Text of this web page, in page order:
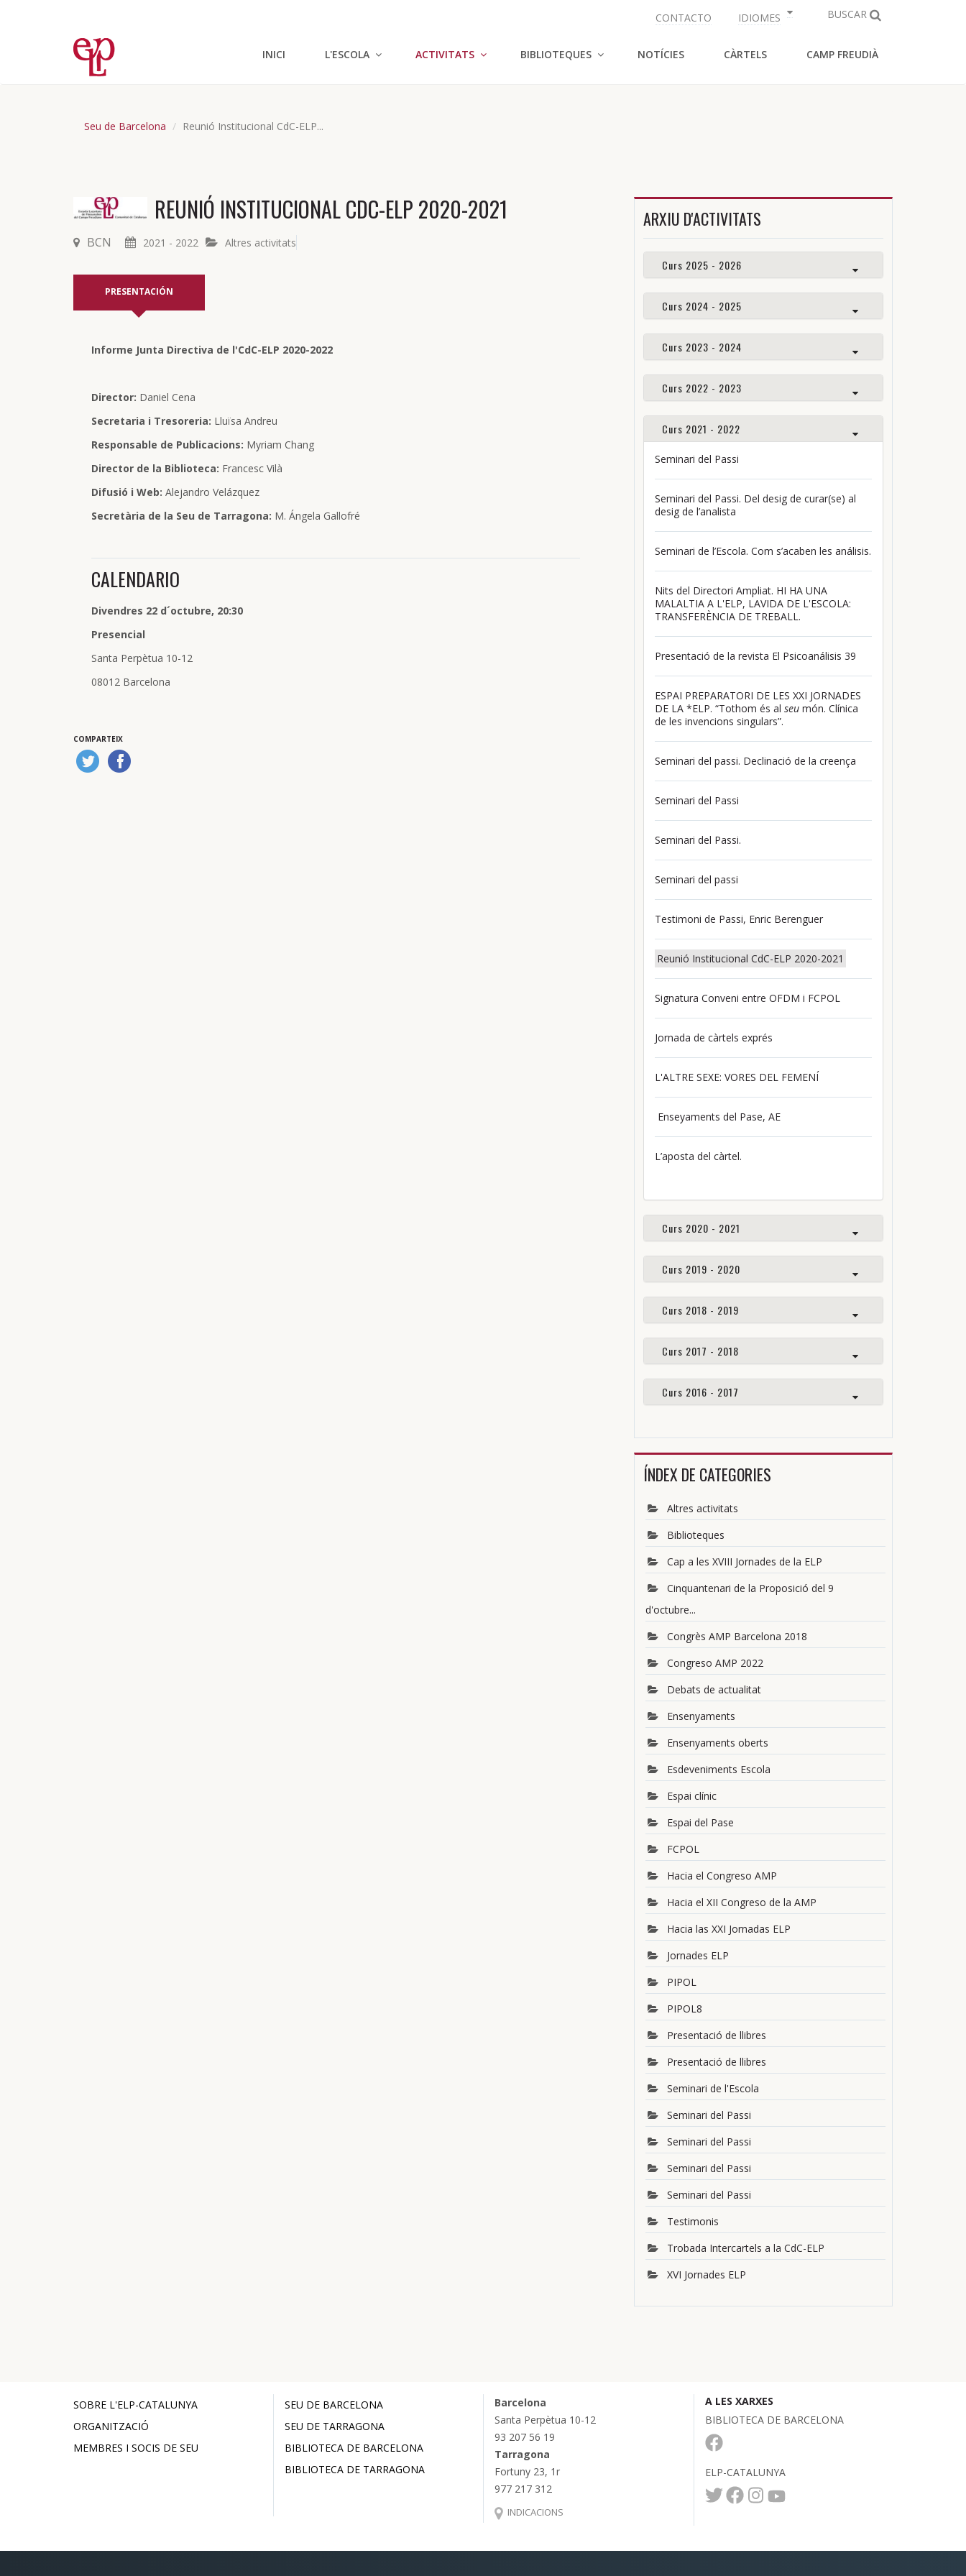
CONTACTO IDIOMES BUSCAR
INICI L'ESCOLA ACTIVITATS BIBLIOTEQUES NOTÍCIES CÀRTELS CAMP FREUDIÀ
Seu de Barcelona Reunió Institucional CdC-ELP...
REUNIÓ INSTITUCIONAL CDC-ELP 2020-2021
BCN 2021 - 2022 Altres activitats
PRESENTACIÓN
Informe Junta Directiva de l'CdC-ELP 2020-2022
Director: Daniel Cena
Secretaria i Tresoreria: Lluïsa Andreu
Responsable de Publicacions: Myriam Chang
Director de la Biblioteca: Francesc Vilà
Difusió i Web: Alejandro Velázquez
Secretària de la Seu de Tarragona: M. Ángela Gallofré
CALENDARIO
Divendres 22 d´octubre, 20:30
Presencial
Santa Perpètua 10-12
08012 Barcelona
COMPARTEIX
ARXIU D'ACTIVITATS
Curs 2025 - 2026
Curs 2024 - 2025
Curs 2023 - 2024
Curs 2022 - 2023
Curs 2021 - 2022
Seminari del Passi
Seminari del Passi. Del desig de curar(se) al
desig de l’analista
Seminari de l’Escola. Com s’acaben les análisis.
Nits del Directori Ampliat. HI HA UNA
MALALTIA A L'ELP, LAVIDA DE L'ESCOLA:
TRANSFERÈNCIA DE TREBALL.
Presentació de la revista El Psicoanálisis 39
ESPAI PREPARATORI DE LES XXI JORNADES
DE LA *ELP. “Tothom és al seu món. Clínica
de les invencions singulars”.
Seminari del passi. Declinació de la creença
Seminari del Passi
Seminari del Passi.
Seminari del passi
Testimoni de Passi, Enric Berenguer
Reunió Institucional CdC-ELP 2020-2021
Signatura Conveni entre OFDM i FCPOL
Jornada de càrtels exprés
L'ALTRE SEXE: VORES DEL FEMENÍ
Enseyaments del Pase, AE
L’aposta del càrtel.
Curs 2020 - 2021
Curs 2019 - 2020
Curs 2018 - 2019
Curs 2017 - 2018
Curs 2016 - 2017
ÍNDEX DE CATEGORIES
Altres activitats
Biblioteques
Cap a les XVIII Jornades de la ELP
Cinquantenari de la Proposició del 9
d'octubre...
Congrès AMP Barcelona 2018
Congreso AMP 2022
Debats de actualitat
Ensenyaments
Ensenyaments oberts
Esdeveniments Escola
Espai clínic
Espai del Pase
FCPOL
Hacia el Congreso AMP
Hacia el XII Congreso de la AMP
Hacia las XXI Jornadas ELP
Jornades ELP
PIPOL
PIPOL8
Presentació de llibres
Presentació de llibres
Seminari de l'Escola
Seminari del Passi
Seminari del Passi
Seminari del Passi
Seminari del Passi
Testimonis
Trobada Intercartels a la CdC-ELP
XVI Jornades ELP
SOBRE L'ELP-CATALUNYA
ORGANITZACIÓ
MEMBRES I SOCIS DE SEU
SEU DE BARCELONA
SEU DE TARRAGONA
BIBLIOTECA DE BARCELONA
BIBLIOTECA DE TARRAGONA
Barcelona
Santa Perpètua 10-12
93 207 56 19
Tarragona
Fortuny 23, 1r
977 217 312
INDICACIONS
A LES XARXES
BIBLIOTECA DE BARCELONA
ELP-CATALUNYA